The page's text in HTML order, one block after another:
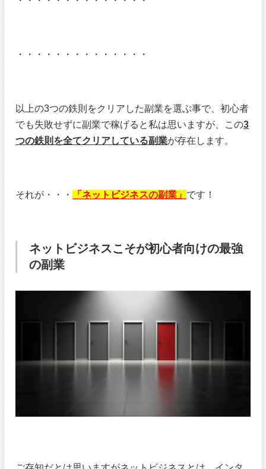
・・・・・・・・・・・・・・
以上の3つの鉄則をクリアした副業を選ぶ事で、初心者
でも失敗せずに副業で稼げると私は思いますが、この3
つの鉄則を全てクリアしている副業が存在します。
それが・・・ 「ネットビジネスの副業」 です！
ネットビジネスこそが初心者向けの最強
の副業